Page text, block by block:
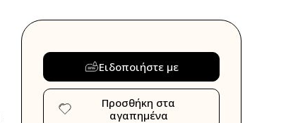
Ειδοποιήστε με
Προσθήκη στα
αγαπημένα